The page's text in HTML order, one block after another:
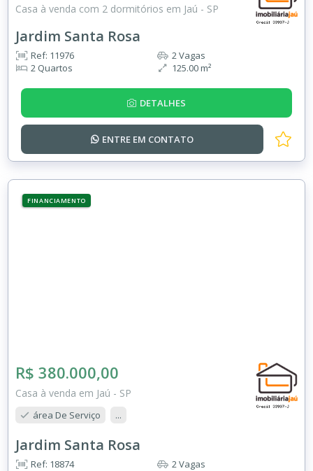
Casa à venda com 2 dormitórios em Jaú - SP
Jardim Santa Rosa
Ref: 11976
2 Quartos
2 Vagas
125.00 m²
DETALHES
ENTRE EM CONTATO
FINANCIAMENTO
R$ 380.000,00
Casa à venda em Jaú - SP
área De Serviço ...
Jardim Santa Rosa
Ref: 18874
2 Vagas